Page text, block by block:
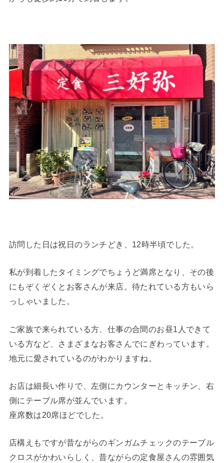
訪問した日は祝日のランチどき、12時半頃でした。
私が到着したタイミングでちょうど満席となり、その後
にもぞくぞくとお客さんが来店。待たれている方もいら
っしゃいました。
ご家族で来られている方、仕事の合間のお昼1人できて
いる方など、さまざまなお客さんでにぎわっています。
地元に愛されているのがわかりますね。
お店は細長い作りで、左側にカウンターとキッチン、右
側にテーブル席が並んでいます。
座席数は20席ほどでした。
店構えもですが昔ながらのギンガムチェックのテーブル
クロスがかわいらしく、昔ながらの定食屋さんの雰囲気